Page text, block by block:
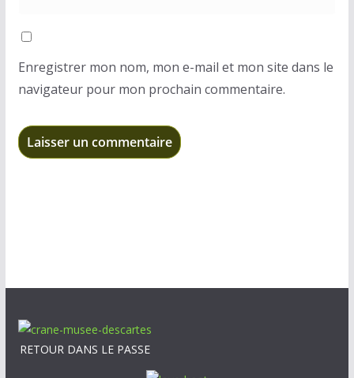
Enregistrer mon nom, mon e-mail et mon site dans le
navigateur pour mon prochain commentaire.
RETOUR DANS LE PASSE